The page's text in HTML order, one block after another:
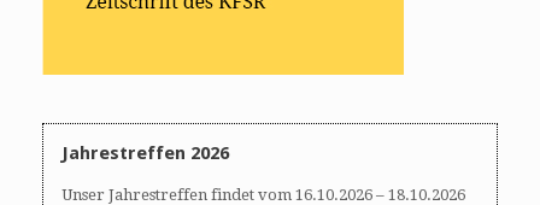
Jahrestreffen 2026
Unser Jahrestreffen findet vom 16.10.2026 – 18.10.2026